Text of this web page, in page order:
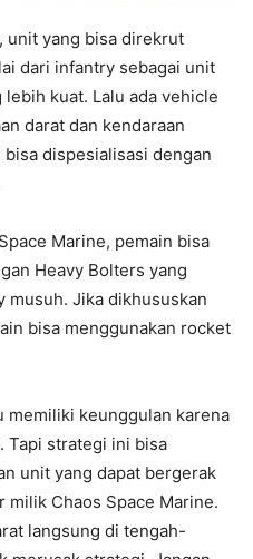
unit yang bisa direkrut
dari infantry sebagai unit
kuat. Lalu ada vehicle
darat dan kendaraan
dispesialisasi dengan
Marine, pemain bisa
Heavy Bolters yang
Jika dikhususkan
bisa menggunakan rocket
memiliki keunggulan karena
Tapi strategi ini bisa
unit yang dapat bergerak
Chaos Space Marine.
langsung di tengah-